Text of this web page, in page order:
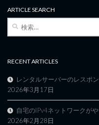
ARTICLE SEARCH
RECENT ARTICLES
レンタルサーバーのレスポ
2026年3月17日
自宅のIPv4ネットワークが
2026年2月28日